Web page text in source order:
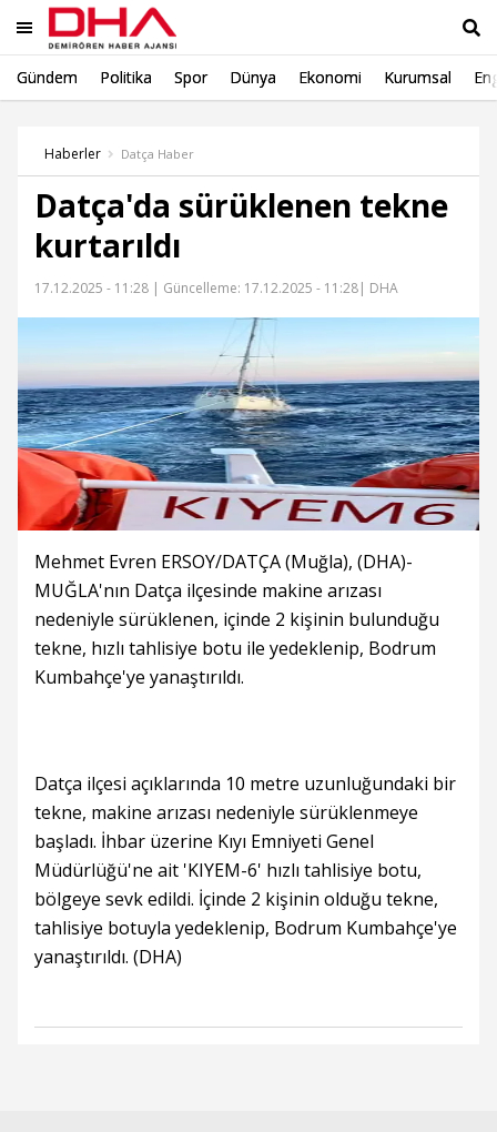
Gündem Politika Spor Dünya Ekonomi Kurumsal
Haberler Datça Haber
Datça'da sürüklenen tekne
kurtarıldı
17.12.2025 - 11:28 | Güncelleme: 17.12.2025 - 11:28| DHA
Mehmet Evren ERSOY/DATÇA (Muğla), (DHA)-
MUĞLA'nın Datça ilçesinde makine arızası
nedeniyle sürüklenen, içinde 2 kişinin bulunduğu
tekne, hızlı tahlisiye botu ile yedeklenip, Bodrum
Kumbahçe'ye yanaştırıldı.
Datça ilçesi açıklarında 10 metre uzunluğundaki bir
tekne, makine arızası nedeniyle sürüklenmeye
başladı. İhbar üzerine Kıyı Emniyeti Genel
Müdürlüğü'ne ait 'KIYEM-6' hızlı tahlisiye botu,
bölgeye sevk edildi. İçinde 2 kişinin olduğu tekne,
tahlisiye botuyla yedeklenip, Bodrum Kumbahçe'ye
yanaştırıldı. (DHA)